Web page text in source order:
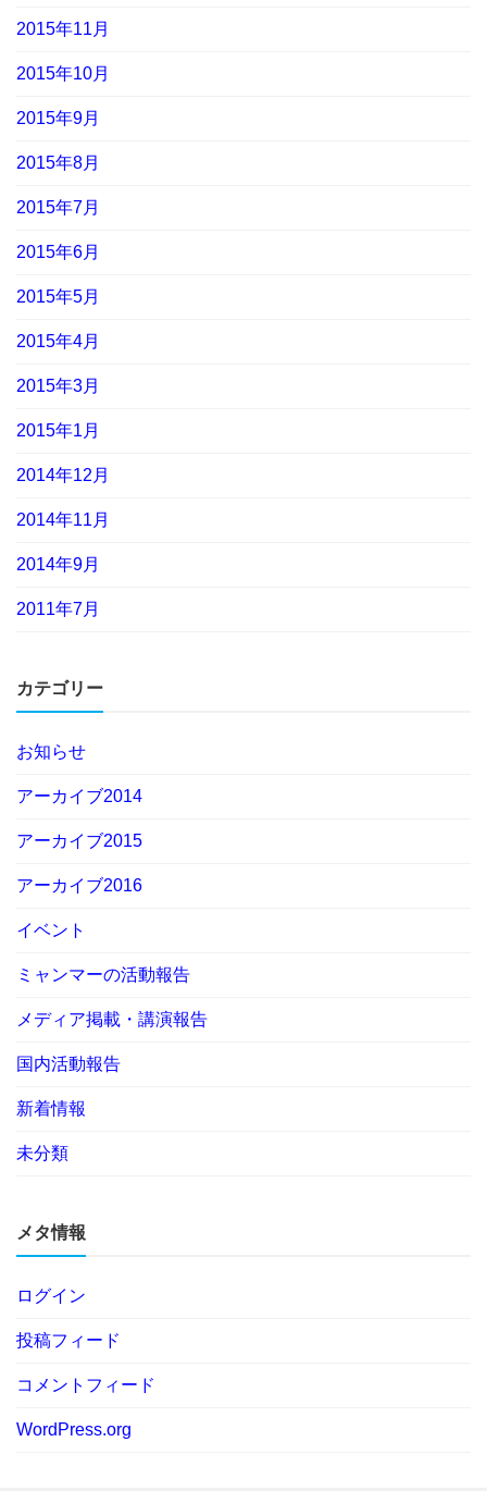
2015年11月
2015年10月
2015年9月
2015年8月
2015年7月
2015年6月
2015年5月
2015年4月
2015年3月
2015年1月
2014年12月
2014年11月
2014年9月
2011年7月
カテゴリー
お知らせ
アーカイブ2014
アーカイブ2015
アーカイブ2016
イベント
ミャンマーの活動報告
メディア掲載・講演報告
国内活動報告
新着情報
未分類
メタ情報
ログイン
投稿フィード
コメントフィード
WordPress.org